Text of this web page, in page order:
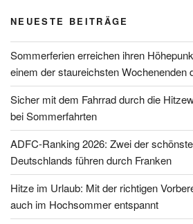
NEUESTE BEITRÄGE
Sommerferien erreichen ihren
einem der staureichsten Wochenenden
Sicher mit dem Fahrrad durch die
bei Sommerfahrten
ADFC-Ranking 2026: Zwei der
Deutschlands führen durch Franken
Hitze im Urlaub: Mit der richtigen
auch im Hochsommer entspannt